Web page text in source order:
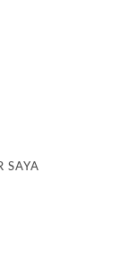
SAYA